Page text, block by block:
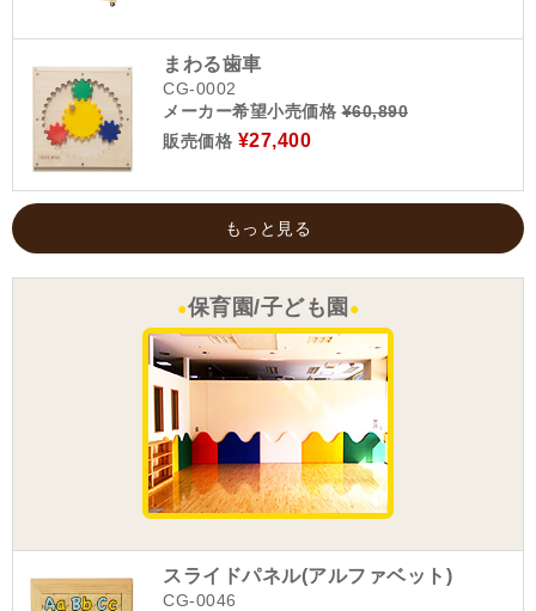
まわる歯車
CG-0002
メーカー希望小売価格¥60,890
販売価格 ¥27,400
もっと見る
●保育園/子ども園 ●
スライドパネル(アルファベット)
CG-0046